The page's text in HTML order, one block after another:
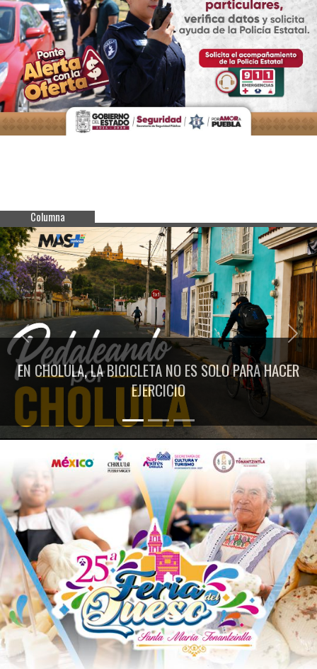
Columna
EN CHOLULA, LA BICICLETA NO ES SOLO PARA HACER
EJERCICIO
Previous Next